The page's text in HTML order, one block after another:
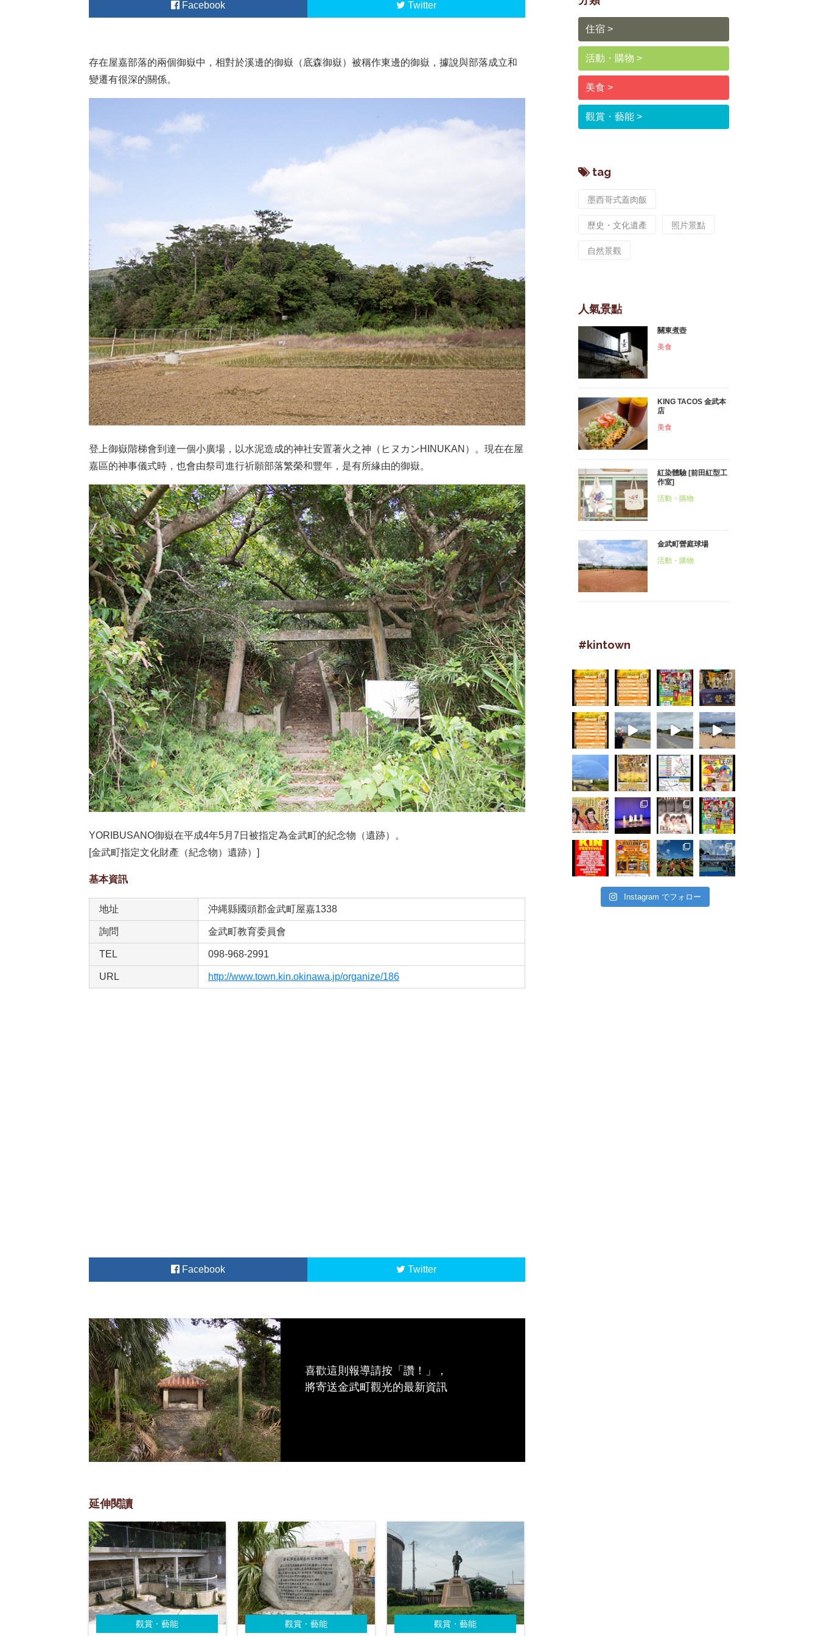
Facebook Twitter
存在屋嘉部落的兩個御嶽中，相對於溪邊的御嶽（底森御嶽）被稱作東邊的御嶽，據說與部落成立和
變遷有很深的關係。
登上御嶽階梯會到達一個小廣場，以水泥造成的神社安置著火之神（ヒヌカンHINUKAN）。現在在屋
嘉區的神事儀式時，也會由祭司進行祈願部落繁榮和豐年，是有所緣由的御嶽。
YORIBUSANO御嶽在平成4年5月7日被指定為金武町的紀念物（遺跡）。
[金武町指定文化財產（紀念物）遺跡）]
基本資訊
地址 沖縄縣國頭郡金武町屋嘉1338
詢問 金武町教育委員會
TEL 098-968-2991
URL http://www.town.kin.okinawa.jp/organize/186
Facebook Twitter
喜歡這則報導請按「讚！」，
將寄送金武町觀光的最新資訊
延伸閱讀
觀賞・藝能 觀賞・藝能 觀賞・藝能
住宿
活動・購物
美食
觀賞・藝能
tag
墨西哥式蓋肉飯
歷史・文化遺產 照片景點
自然景觀
人氣景點
關東煮壺
美食
KING TACOS 金武本
店
美食
紅染體驗 [前田紅型工
作室]
活動・購物
金武町營庭球場
活動・購物
#kintown
Instagram でフォロー